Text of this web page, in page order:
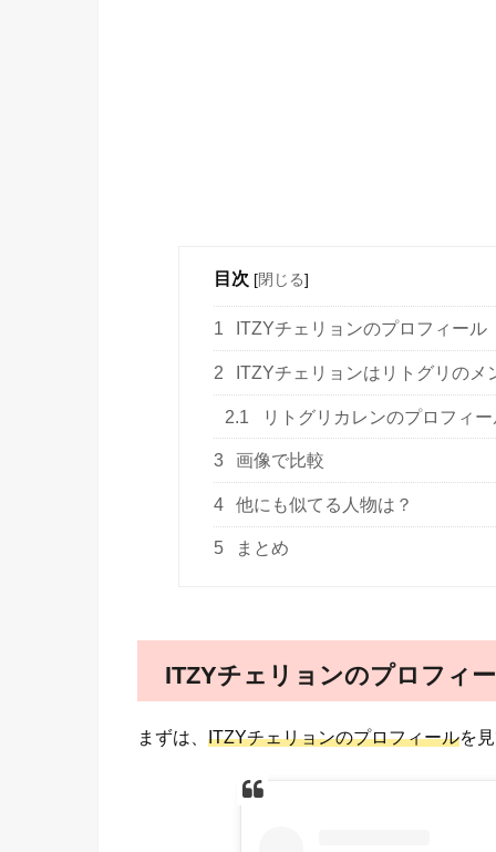
目次 [閉じる]
1 ITZYチェリョンのプロフィール
2 ITZYチェリョンはリトグリのメ
2.1 リトグリカレンのプロフィ
3 画像で比較
4 他にも似てる人物は？
5 まとめ
ITZYチェリョンのプロフィ
まずは、 ITZYチェリョンのプロフィールを